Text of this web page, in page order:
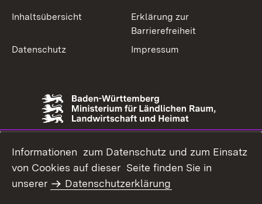
Inhaltsübersicht
Erklärung zur
Barrierefreiheit
Datenschutz
Impressum
Informationen zum Datenschutz und zum Einsatz
von Cookies auf dieser Seite finden Sie in
unserer
Datenschutzerklärung